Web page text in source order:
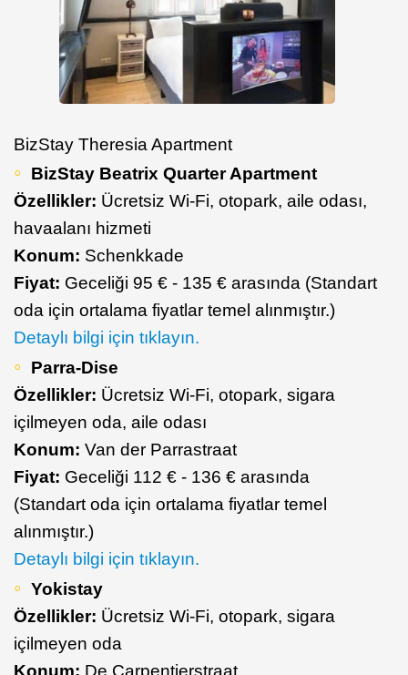
BizStay Theresia Apartment
BizStay Beatrix Quarter Apartment
Özellikler: Ücretsiz Wi-Fi, otopark, aile odası,
havaalanı hizmeti
Konum: Schenkkade
Fiyat: Geceliği 95 € - 135 € arasında (Standart
oda için ortalama fiyatlar temel alınmıştır.)
Detaylı bilgi için tıklayın.
Parra-Dise
Özellikler: Ücretsiz Wi-Fi, otopark, sigara
içilmeyen oda, aile odası
Konum: Van der Parrastraat
Fiyat: Geceliği 112 € - 136 € arasında
(Standart oda için ortalama fiyatlar temel
alınmıştır.)
Detaylı bilgi için tıklayın.
Yokistay
Özellikler: Ücretsiz Wi-Fi, otopark, sigara
içilmeyen oda